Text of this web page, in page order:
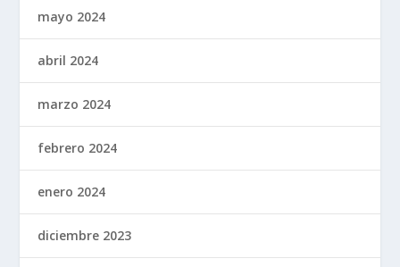
mayo 2024
abril 2024
marzo 2024
febrero 2024
enero 2024
diciembre 2023